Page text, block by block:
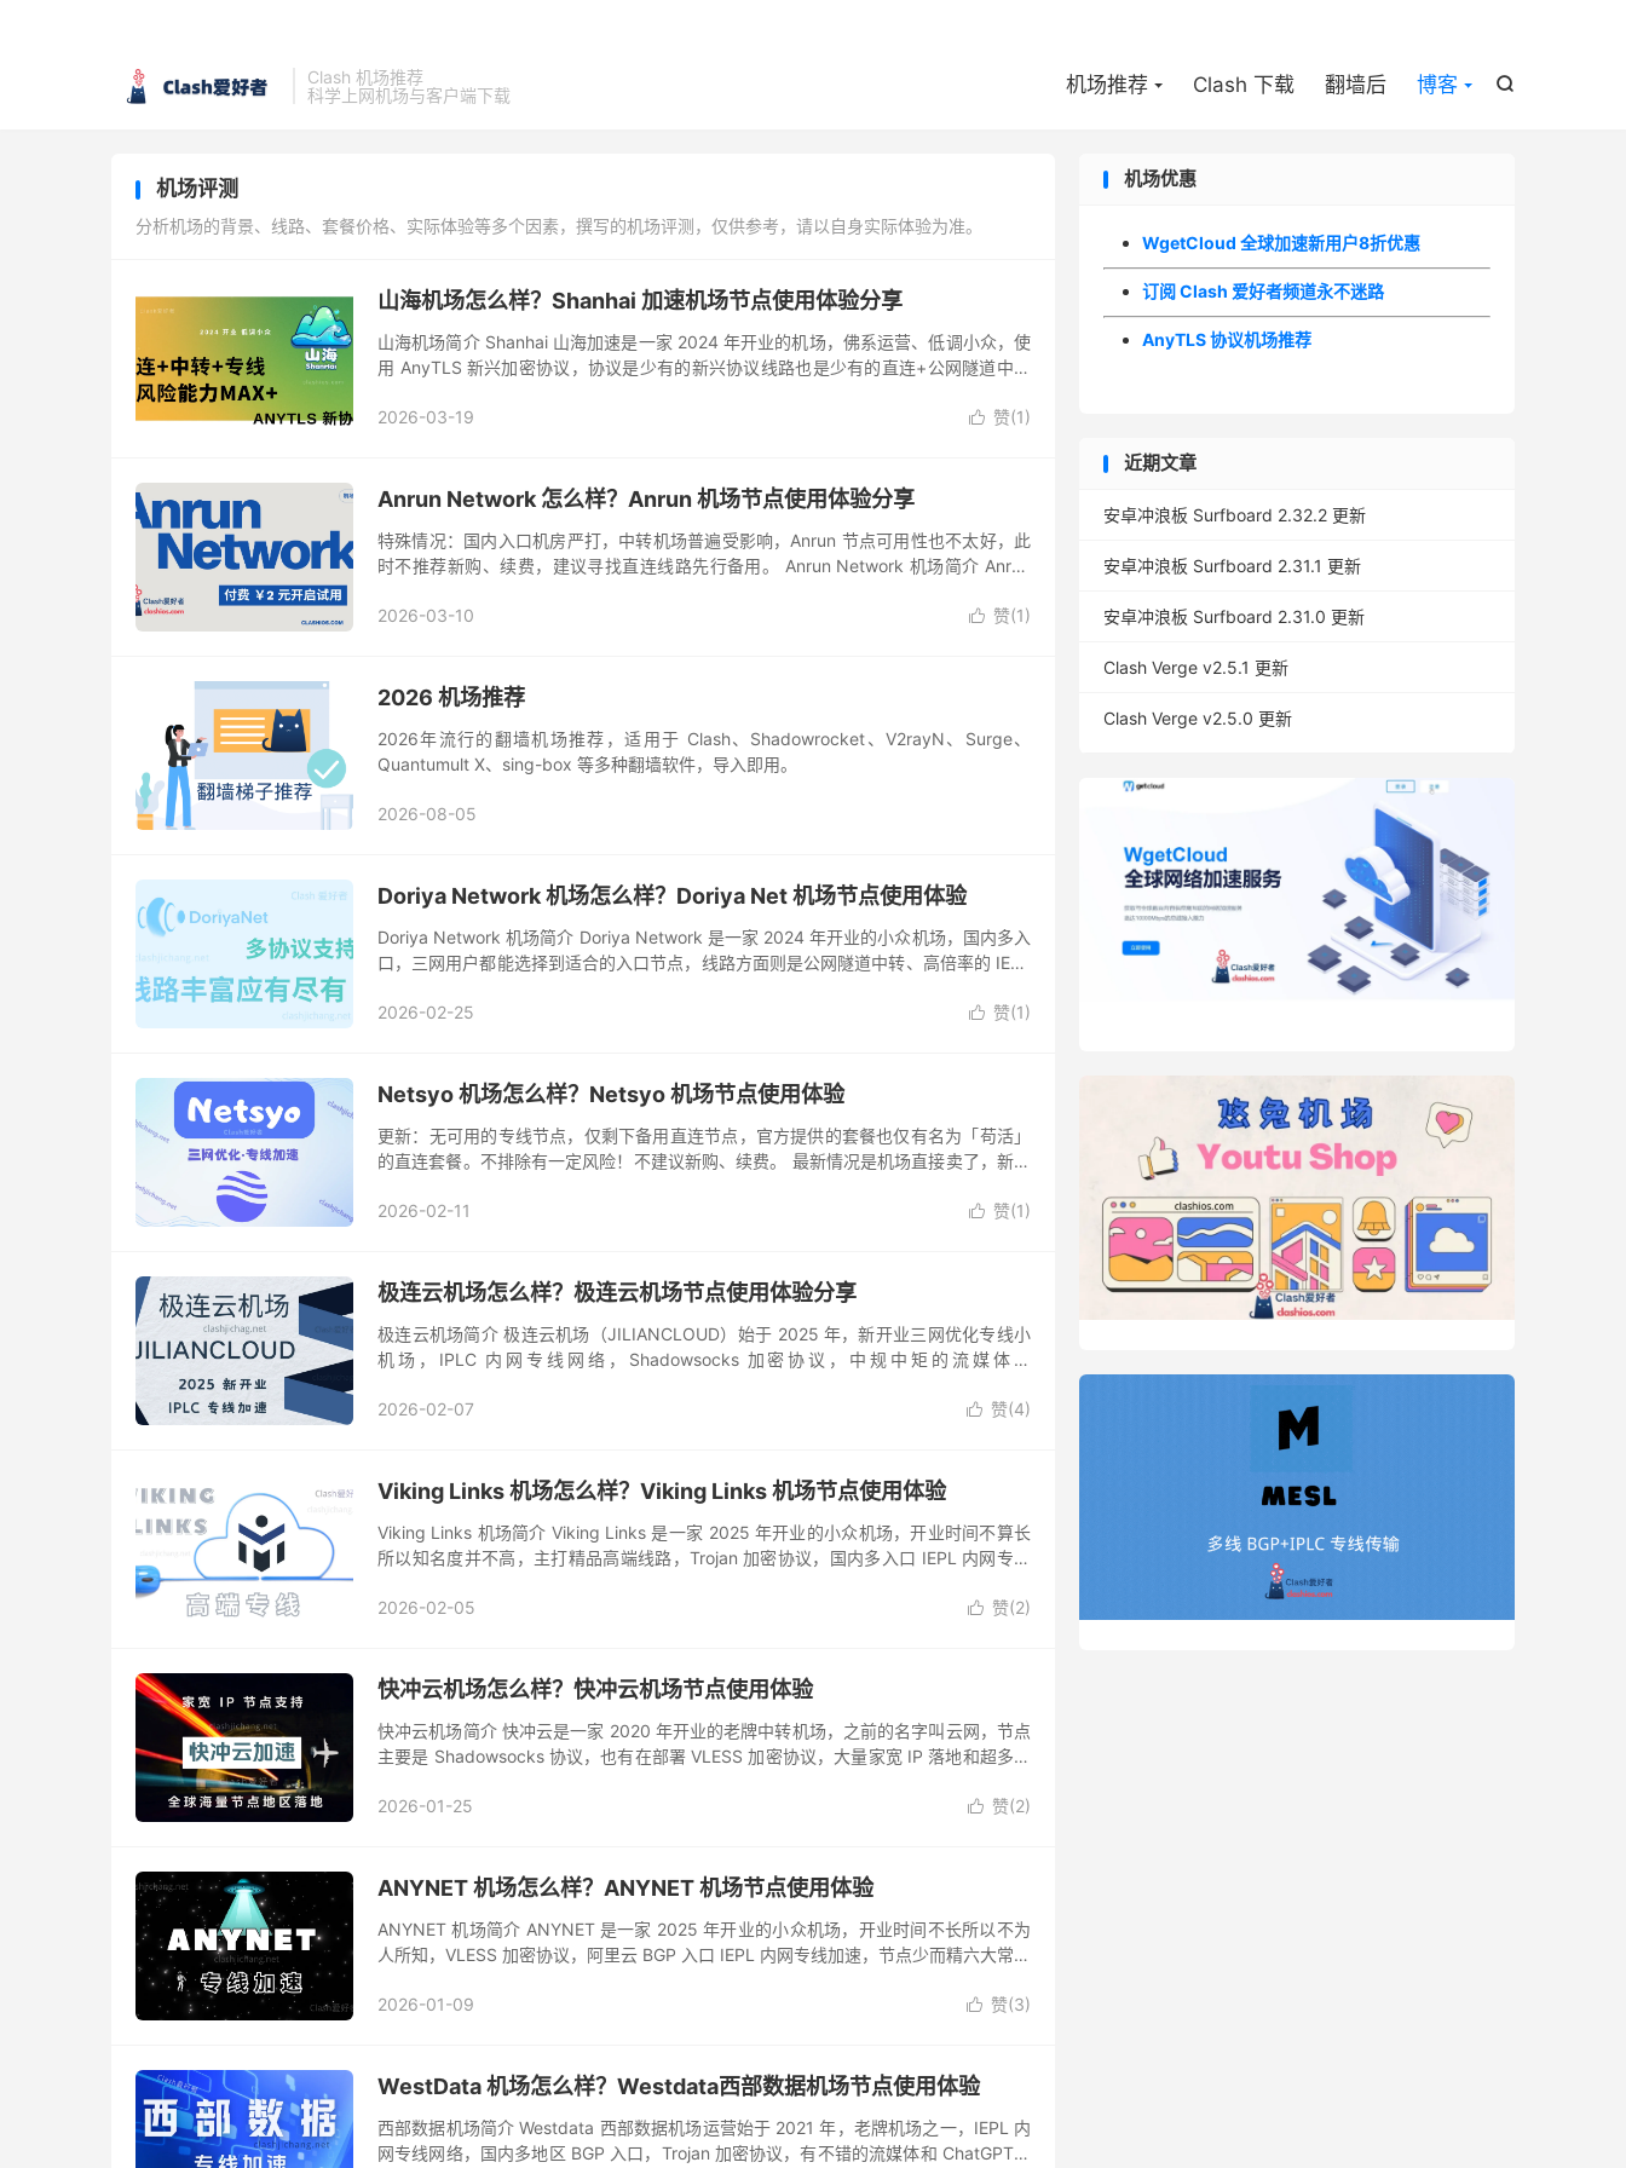
Clash 机场推荐
科学上网机场与客户端下载

机场推荐 Clash 下载 翻墙后 博客
机场评测
分析机场的背景、线路、套餐价格、实际体验等多个因素，撰写的机场评测，仅供参考，请以自身实际体验为准。
山海机场怎么样？Shanhai 加速机场节点使用体验分享
山海机场简介 Shanhai 山海加速是一家 2024 年开业的机场，佛系运营、低调小众，使
用 AnyTLS 新兴加密协议，协议是少有的新兴协议线路也是少有的直连+公网隧道中转
 赞(1)
2026-03-19
Anrun Network 怎么样？Anrun 机场节点使用体验分享
特殊情况：国内入口机房严打，中转机场普遍受影响，Anrun 节点可用性也不太好，此
时不推荐新购、续费，建议寻找直连线路先行备用。 Anrun Network 机场简介 Anrun
 赞(1)
2026-03-10
2026 机场推荐
2026年流行的翻墙机场推荐，适用于 Clash、Shadowrocket、V2rayN、Surge、
Quantumult X、sing-box 等多种翻墙软件，导入即用。
2026-08-05
Doriya Network 机场怎么样？Doriya Net 机场节点使用体验
Doriya Network 机场简介 Doriya Network 是一家 2024 年开业的小众机场，国内多入
口，三网用户都能选择到适合的入口节点，线路方面则是公网隧道中转、高倍率的 IEPL
 赞(1)
2026-02-25
Netsyo 机场怎么样？Netsyo 机场节点使用体验
更新：无可用的专线节点，仅剩下备用直连节点，官方提供的套餐也仅有名为「苟活」
的直连套餐。不排除有一定风险！不建议新购、续费。 最新情况是机场直接卖了，新厂
Netsyo...
 赞(1)
2026-02-11
极连云机场怎么样？极连云机场节点使用体验分享
极连云机场简介 极连云机场（JILIANCLOUD）始于 2025 年，新开业三网优化专线小
机场，IPLC 内网专线网络，Shadowsocks 加密协议，中规中矩的流媒体和
 赞(4)
2026-02-07
Viking Links 机场怎么样？Viking Links 机场节点使用体验
Viking Links 机场简介 Viking Links 是一家 2025 年开业的小众机场，开业时间不算长
所以知名度并不高，主打精品高端线路，Trojan 加密协议，国内多入口 IEPL 内网专线
 赞(2)
2026-02-05
快冲云机场怎么样？快冲云机场节点使用体验
快冲云机场简介 快冲云是一家 2020 年开业的老牌中转机场，之前的名字叫云网，节点
主要是 Shadowsocks 协议，也有在部署 VLESS 加密协议，大量家宽 IP 落地和超多国
 赞(2)
2026-01-25
ANYNET 机场怎么样？ANYNET 机场节点使用体验
ANYNET 机场简介 ANYNET 是一家 2025 年开业的小众机场，开业时间不长所以不为
人所知，VLESS 加密协议，阿里云 BGP 入口 IEPL 内网专线加速，节点少而精六大常用
 赞(3)
2026-01-09
WestData 机场怎么样？Westdata西部数据机场节点使用体验
西部数据机场简介 Westdata 西部数据机场运营始于 2021 年，老牌机场之一，IEPL 内
网专线网络，国内多地区 BGP 入口，Trojan 加密协议，有不错的流媒体和 ChatGPT、
机场优惠
WgetCloud 全球加速新用户8折优惠
订阅 Clash 爱好者频道永不迷路
AnyTLS 协议机场推荐
近期文章
安卓冲浪板 Surfboard 2.32.2 更新
安卓冲浪板 Surfboard 2.31.1 更新
安卓冲浪板 Surfboard 2.31.0 更新
Clash Verge v2.5.1 更新
Clash Verge v2.5.0 更新